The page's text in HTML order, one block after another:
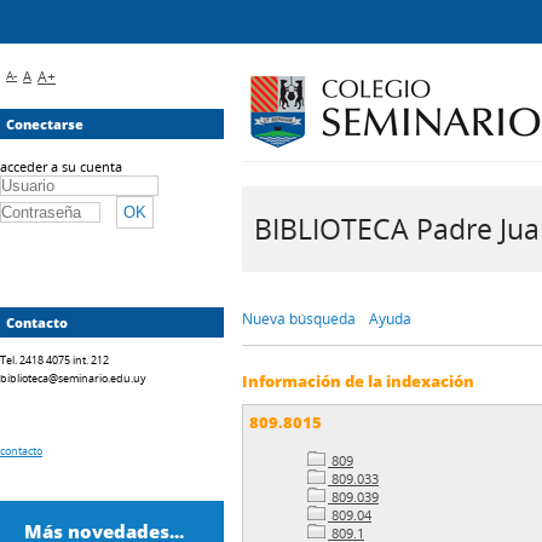
BIBLIOTECA Padre
Nueva búsqueda Ayuda
Información de la indexación
809.8015
809
809.033
809.039
809.04
809.1
A- A A+
Conectarse
acceder a su cuenta
Contacto
Tel. 2418 4075 int. 212
biblioteca@seminario.edu.uy
contacto
Más novedades...